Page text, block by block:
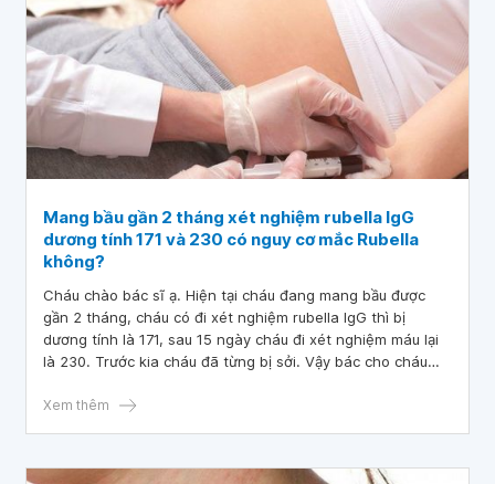
Mang bầu gần 2 tháng xét nghiệm rubella IgG
dương tính 171 và 230 có nguy cơ mắc Rubella
không?
Cháu chào bác sĩ ạ. Hiện tại cháu đang mang bầu được
gần 2 tháng, cháu có đi xét nghiệm rubella IgG thì bị
dương tính là 171, sau 15 ngày cháu đi xét nghiệm máu lại
là 230. Trước kia cháu đã từng bị sởi. Vậy bác cho cháu
rubella IgG dương tính 171 và 230 có nguy cơ mắc Rubella
Xem thêm